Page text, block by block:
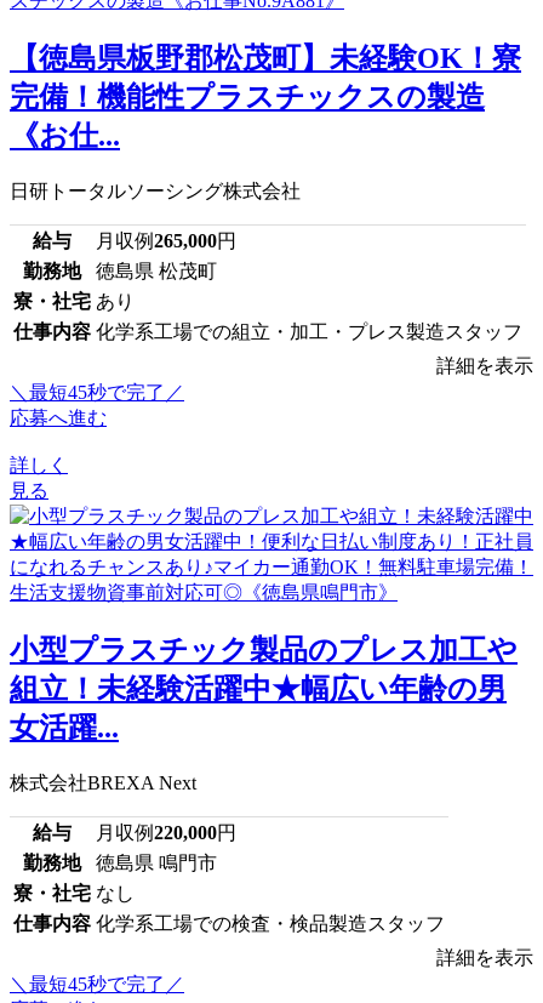
【徳島県板野郡松茂町】未経験OK！寮
完備！機能性プラスチックスの製造
《お仕...
日研トータルソーシング株式会社
給与 月収例265,000円
勤務地
徳島県 松茂町
寮・社宅 あり
仕事内容 化学系工場での組立・加工・プレス製造スタッフ
詳細を表示
＼最短45秒で完了／
応募へ進む
詳しく
見る
小型プラスチック製品のプレス加工や
組立！未経験活躍中★幅広い年齢の男
女活躍...
株式会社BREXA Next
給与 月収例220,000円
勤務地
徳島県 鳴門市
寮・社宅 なし
仕事内容 化学系工場での検査・検品製造スタッフ
詳細を表示
＼最短45秒で完了／